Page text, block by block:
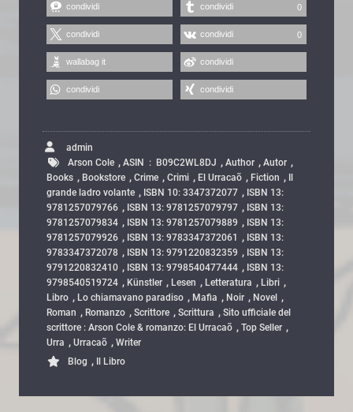
condividi condividi 0
condividi condividi 0
wallabag it condividi
condividi condividi
admin
Arson Cole , ASIN ‏ : ‎ B09C2WL8DJ , Author , Autor ,
Books , Bookstore , Crime , Crimi , El Urracaõ , Fiction , Il
grande ladro volante , ISBN 10: 3347372077 , ISBN 13:
9781257079766 , ISBN 13: 9781257079797 , ISBN 13:
9781257079834 , ISBN 13: 9781257079889 , ISBN 13:
9781257079926 , ISBN 13: 9783347372061 , ISBN 13:
9783347372078 , ISBN 13: 9791220832359 , ISBN 13:
9791220832410 , ISBN 13: 9798540477444 , ISBN 13:
9798540519724 , Künstler , Lesen , Letteratura , Libri ,
Libro , Lo chiamavano paradiso , Mafia , Noir , Novel ,
Roman , Romanzo , Scrittore , Scrittura , Sito ufficiale del
scrittore : Arson Cole & romanzo: El Urracaõ , Top Seller ,
Urra , Urracaõ , Writer
Blog , Il Libro